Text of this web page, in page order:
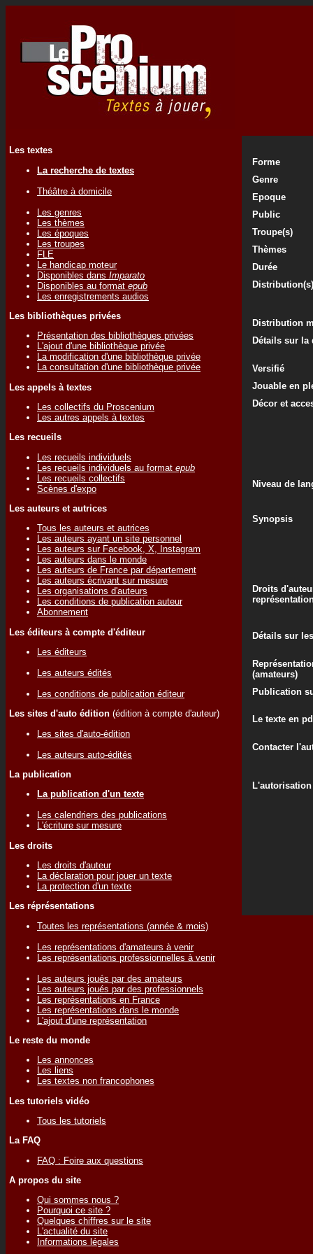
Les textes
La recherche de textes
Théâtre à domicile
Les genres
Les thèmes
Les époques
Les troupes
FLE
Le handicap moteur
Disponibles dans Imparato
Disponibles au format epub
Les enregistrements audios
Les bibliothèques privées
Présentation des bibliothèques privées
L'ajout d'une bibliothèque privée
La modification d'une bibliothèque privée
La consultation d'une bibliothèque privée
Les appels à textes
Les collectifs du Proscenium
Les autres appels à textes
Les recueils
Les recueils individuels
Les recueils individuels au format epub
Les recueils collectifs
Scènes d'expo
Les auteurs et autrices
Tous les auteurs et autrices
Les auteurs ayant un site personnel
Les auteurs sur Facebook, X, Instagram
Les auteurs dans le monde
Les auteurs de France par département
Les auteurs écrivant sur mesure
Les organisations d'auteurs
Les conditions de publication auteur
Abonnement
Les éditeurs à compte d'éditeur
Les éditeurs
Les auteurs édités
Les conditions de publication éditeur
Les sites d'auto édition (édition à compte d'auteur)
Les sites d'auto-édition
Les auteurs auto-édités
La publication
La publication d'un texte
Les calendriers des publications
L'écriture sur mesure
Les droits
Les droits d'auteur
La déclaration pour jouer un texte
La protection d'un texte
Les réprésentations
Toutes les représentations (année & mois)
Les représentations d'amateurs à venir
Les représentations professionnelles à venir
Les auteurs joués par des amateurs
Les auteurs joués par des professionnels
Les représentations en France
Les représentations dans le monde
L'ajout d'une représentation
Le reste du monde
Les annonces
Les liens
Les textes non francophones
Les tutoriels vidéo
Tous les tutoriels
La FAQ
FAQ : Foire aux questions
A propos du site
Qui sommes nous ?
Pourquoi ce site ?
Quelques chiffres sur le site
L'actualité du site
Informations légales
Forme
Genre
Epoque
Public
Troupe(s)
Thèmes
Durée
Distribution(s)
Distribution
Détails sur
Versifié
Jouable en
Décor et
Niveau de
Synopsis
Droits
Détails sur
(amateurs)
Publication
Le texte en
Contacter
L'autorisation